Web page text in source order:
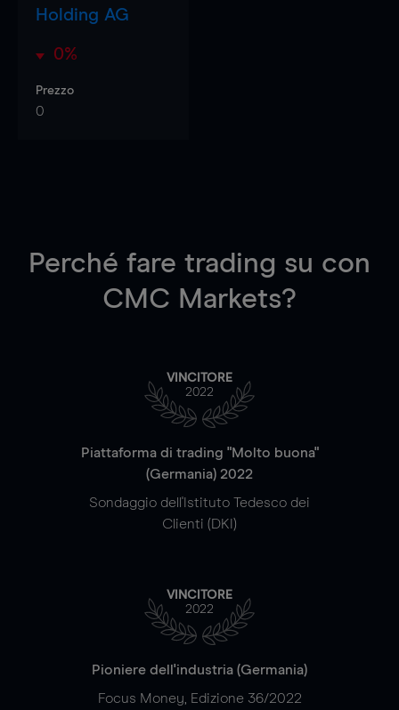
Holding AG
0%
Prezzo
0
Perché fare trading su con
CMC Markets?
VINCITORE
2022
Piattaforma di trading "Molto buona"
(Germania) 2022
Sondaggio dell'Istituto Tedesco dei
Clienti (DKI)
VINCITORE
2022
Pioniere dell'industria (Germania)
Focus Money, Edizione 36/2022